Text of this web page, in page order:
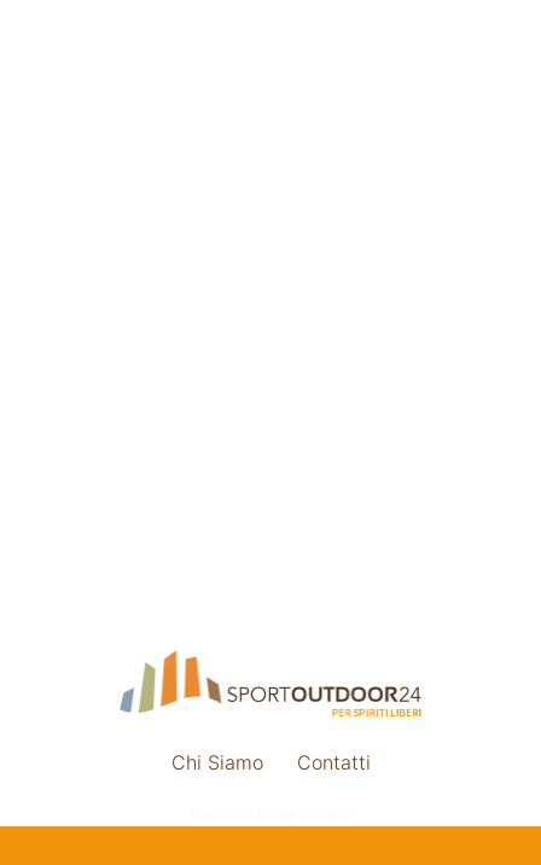
Chi Siamo Contatti